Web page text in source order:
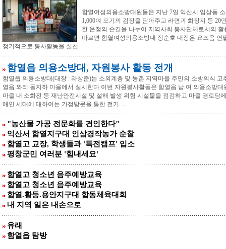
함열여성의용소방대원들은 지난 7일 익산시 임상동
1,000여 포기의 김장을 담아주고 라면과 화장지 등
한 온정의 손길을 나누어 지역사회 봉사단체로서의
따르면 함열여성의용소방대 장순호 대장은 요즈음
정기적으로 봉사활동을 실천…
함열읍 의용소방대, 자원봉사 활동 전개
함열읍 의용소방대(대장 : 라상준)는 소외계층 및 농촌 지역마을 주민의 소방의식
열읍 와리 동지하 마을에서 실시한다 이번 자원봉사활동은 함열읍 남.여 의용소방
마을 내 소화전 등 재난안전시설 및 설해 발생 위험 시설물을 점검하고 마을 경로당
애인 세대에 대하여는 가정방문을 통한 전기.…
"농산물 가공 전문화를 견인한다"
익산서 함열지구대 인삼경작농가 순찰
함열고 교장, 학생들과 '특전캠프' 입소
평창군민 여러분 '힘내세요'
함열고 청소년 음주예방교육
함열고 청소년 음주예방교육
함열.황등.용안지구대 합동체육대회
내 지역 일은 내손으로
유래
함열읍 탐방